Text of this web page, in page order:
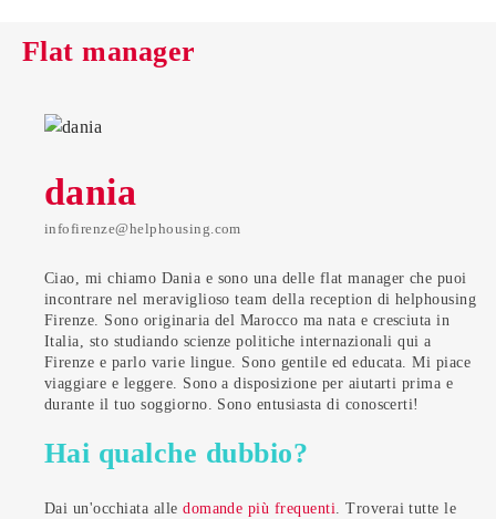
Flat manager
dania
infofirenze@helphousing.com
Ciao, mi chiamo Dania e sono una delle flat manager che puoi
incontrare nel meraviglioso team della reception di helphousing
Firenze. Sono originaria del Marocco ma nata e cresciuta in
Italia, sto studiando scienze politiche internazionali qui a
Firenze e parlo varie lingue. Sono gentile ed educata. Mi piace
viaggiare e leggere. Sono a disposizione per aiutarti prima e
durante il tuo soggiorno. Sono entusiasta di conoscerti!
Hai qualche dubbio?
Dai un'occhiata alledomande più frequenti . Troverai tutte le